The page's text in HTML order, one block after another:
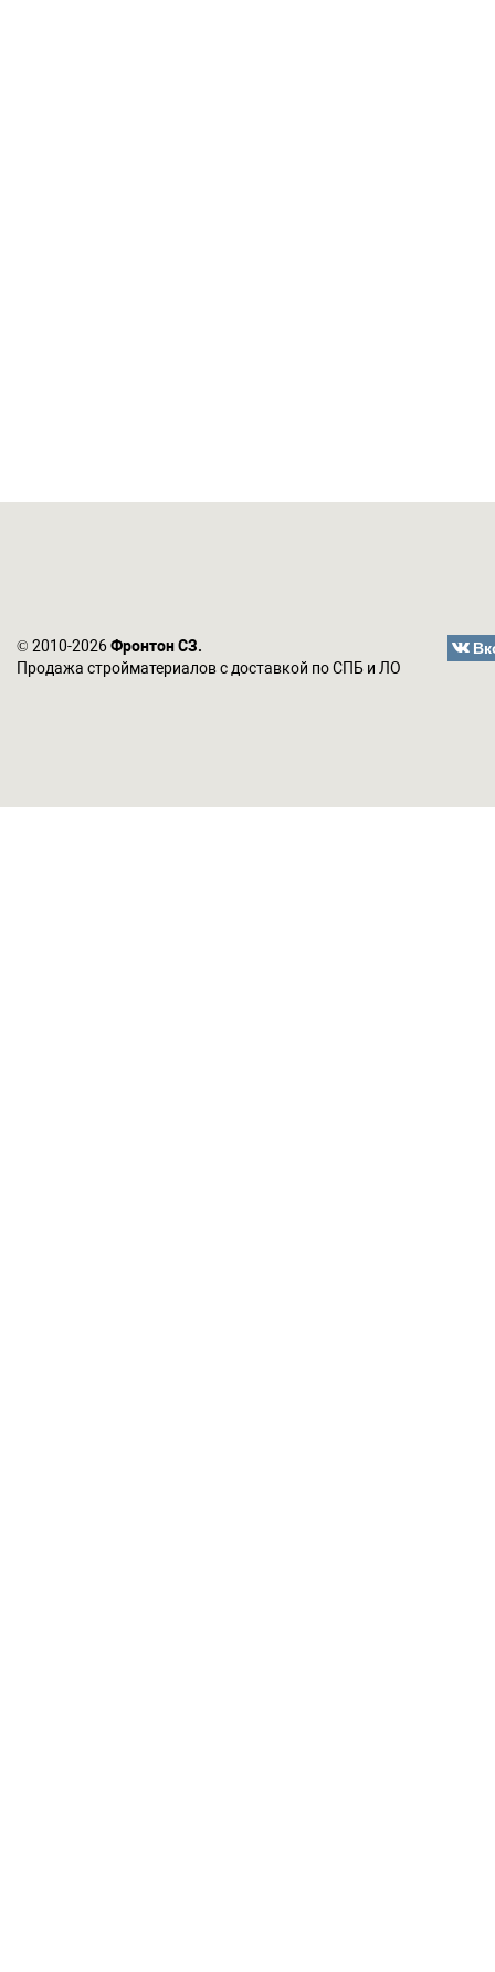
© 2010-2026Фронтон СЗ.
Продажа стройматериалов с доставкой по СПБ и ЛО